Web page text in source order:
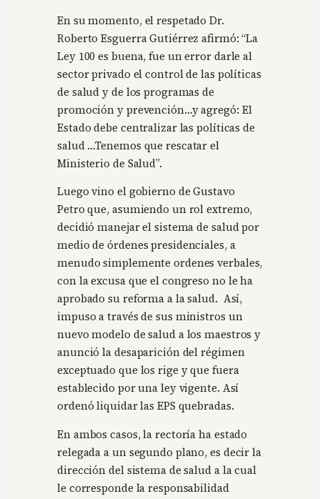
En su momento, el respetado Dr.
Roberto Esguerra Gutiérrez afirmó: “La
Ley 100 es buena, fue un error darle al
sector privado el control de las políticas
de salud y de los programas de
promoción y prevención…y agregó: El
Estado debe centralizar las políticas de
salud …Tenemos que rescatar el
Ministerio de Salud”.
Luego vino el gobierno de Gustavo
Petro que, asumiendo un rol extremo,
decidió manejar el sistema de salud por
medio de órdenes presidenciales, a
menudo simplemente ordenes verbales,
con la excusa que el congreso no le ha
aprobado su reforma a la salud. Así,
impuso a través de sus ministros un
nuevo modelo de salud a los maestros y
anunció la desaparición del régimen
exceptuado que los rige y que fuera
establecido por una ley vigente. Así
ordenó liquidar las EPS quebradas.
En ambos casos, la rectoría ha estado
relegada a un segundo plano, es decir la
dirección del sistema de salud a la cual
le corresponde la responsabilidad